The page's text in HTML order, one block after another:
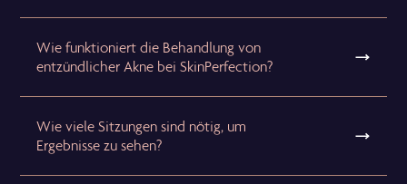
Wie funktioniert die Behandlung von
entzündlicher Akne bei SkinPerfection?
Wie viele Sitzungen sind nötig, um
Ergebnisse zu sehen?